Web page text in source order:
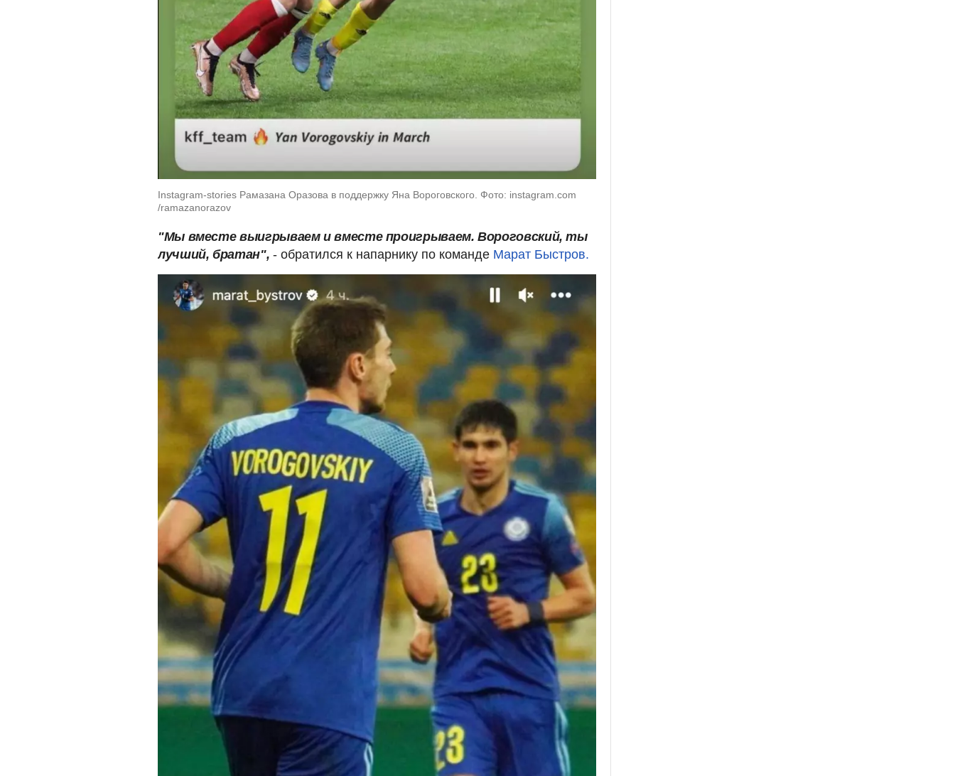
Instagram-stories Рамазана Оразова в поддержку Яна Вороговского. Фото: instagram.com
/ramazanorazov
"Мы вместе выигрываем и вместе проигрываем. Вороговский, ты
лучший, братан", - обратился к напарнику по команде Марат Быстров.